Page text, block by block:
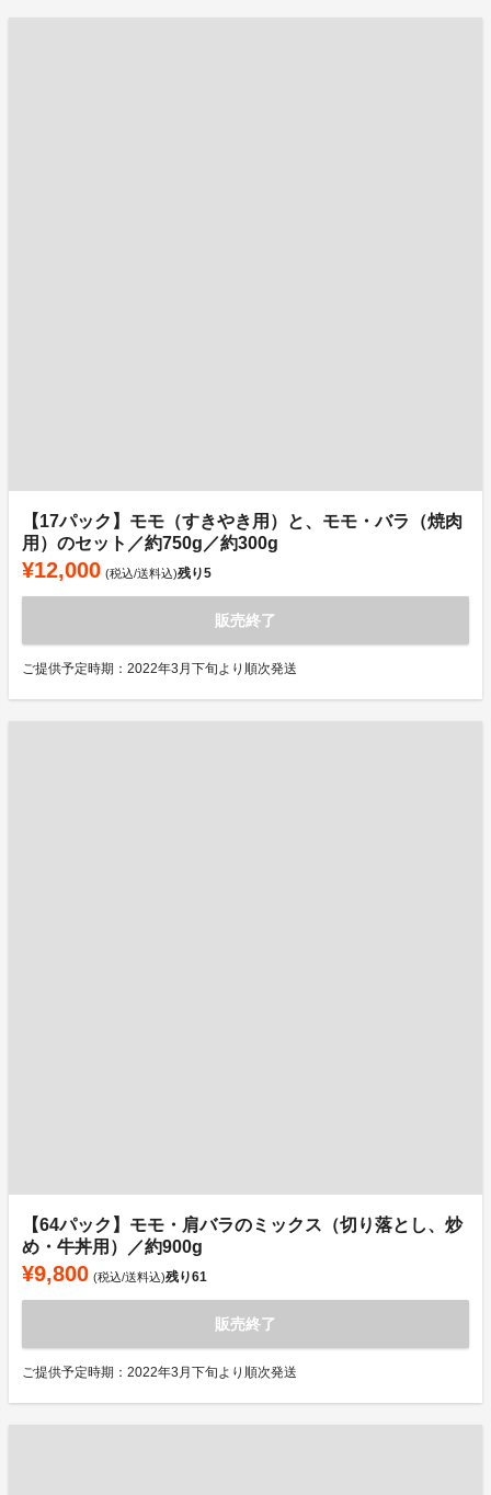
【17パック】モモ（すきやき用）と、モモ・バラ（焼肉
用）のセット／約750g／約300g
¥12,000 (税込/送料込)残り5
販売終了
ご提供予定時期：2022年3月下旬より順次発送
【64パック】モモ・肩バラのミックス（切り落とし、炒
め・牛丼用）／約900g
¥9,800 (税込/送料込)残り61
販売終了
ご提供予定時期：2022年3月下旬より順次発送